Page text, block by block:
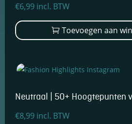
€6,99 incl. BTW
Toevoegen aan
Neutraal | 50+ Hoogtepunten
€8,99 incl. BTW